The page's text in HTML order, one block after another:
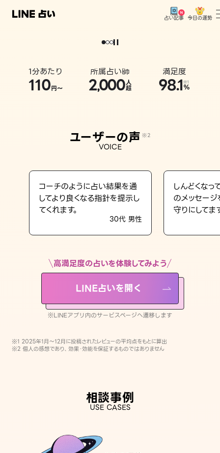
占い記事 今日の運勢
相談事例
LINE占いを開く
※LINEアプリ内のサービスページへ遷移します
どうせなら
。
1分あたり
110円〜
所属占い師
2,000人
超
満足度
98.1※1
%
ユーザーの声 ※2
VOICE
コーチのように占い結果を通
してより良くなる指針を提示し
てくれます。
30代 男性
しんどくなっ
のメッセー
守りにしてま
高満足度の占いを体験してみよう
LINE占いを開く
※LINEアプリ内のサービスページへ遷移します
※1 2025年1月〜12月に投稿されたレビューの平均点をもとに算出
※2 個人の感想であり、効果・効能を保証するものではありません
相談事例
USE CASES